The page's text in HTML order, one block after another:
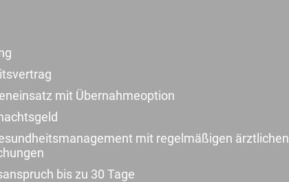
mit Übernahmeoption
mit regelmäßigen ärztlichen
bis zu 30 Tage